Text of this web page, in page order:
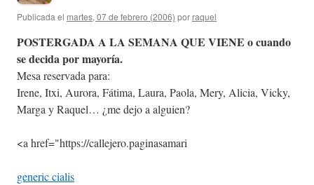
Publicada el martes, 07 de febrero (2006) por raquel
POSTERGADA A LA SEMANA QUE VIENE o cuando
se decida por mayoría.
Mesa reservada para:
Irene, Itxi, Aurora, Fátima, Laura, Paola, Mery, Alicia, Vicky,
Marga y Raquel… ¿me dejo a alguien?
<a href="https://callejero.paginasamari
generic cialis